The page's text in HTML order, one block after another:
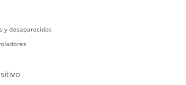
y desaparecidos